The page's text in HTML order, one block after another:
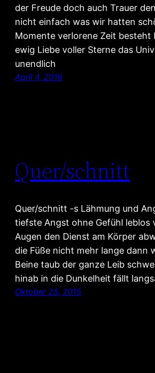
der Freude doch auch Trauer
nicht einfach was wir hatten
Momente verlorene Zeit besteht
ewig Liebe voller Sterne das
unendlich
April 4, 2016
Quer/schnitt
Quer/schnitt -s Lähmung und
tiefste Angst ohne Gefühl leblos
Augen den Dienst am Körper
die Füße nicht mehr lange dann
Beine taub der ganze Leib
hinab in die Dunkelheit fällt
Oktober 25, 2015